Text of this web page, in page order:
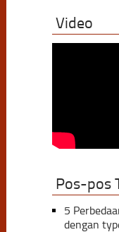
Video
Pos-pos
5
dengan